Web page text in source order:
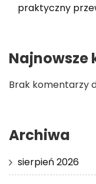
praktyczny
Najnowsze
Brak komentarzy
Archiwa
sierpień 2026